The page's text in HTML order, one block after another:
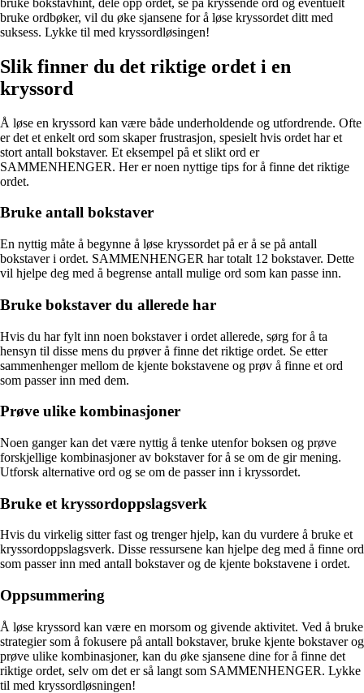
bruke ordbøker, vil du øke sjansene for å løse kryssordet ditt med
suksess. Lykke til med kryssordløsingen!
Slik finner du det riktige ordet i en
kryssord
Å løse en kryssord kan være både underholdende og utfordrende. Ofte
er det et enkelt ord som skaper frustrasjon, spesielt hvis ordet har et
stort antall bokstaver. Et eksempel på et slikt ord er
SAMMENHENGER. Her er noen nyttige tips for å finne det riktige
ordet.
Bruke antall bokstaver
En nyttig måte å begynne å løse kryssordet på er å se på antall
bokstaver i ordet. SAMMENHENGER har totalt 12 bokstaver. Dette
vil hjelpe deg med å begrense antall mulige ord som kan passe inn.
Bruke bokstaver du allerede har
Hvis du har fylt inn noen bokstaver i ordet allerede, sørg for å ta
hensyn til disse mens du prøver å finne det riktige ordet. Se etter
sammenhenger mellom de kjente bokstavene og prøv å finne et ord
som passer inn med dem.
Prøve ulike kombinasjoner
Noen ganger kan det være nyttig å tenke utenfor boksen og prøve
forskjellige kombinasjoner av bokstaver for å se om de gir mening.
Utforsk alternative ord og se om de passer inn i kryssordet.
Bruke et kryssordoppslagsverk
Hvis du virkelig sitter fast og trenger hjelp, kan du vurdere å bruke et
kryssordoppslagsverk. Disse ressursene kan hjelpe deg med å finne ord
som passer inn med antall bokstaver og de kjente bokstavene i ordet.
Oppsummering
Å løse kryssord kan være en morsom og givende aktivitet. Ved å bruke
strategier som å fokusere på antall bokstaver, bruke kjente bokstaver og
prøve ulike kombinasjoner, kan du øke sjansene dine for å finne det
riktige ordet, selv om det er så langt som SAMMENHENGER. Lykke
til med kryssordløsningen!